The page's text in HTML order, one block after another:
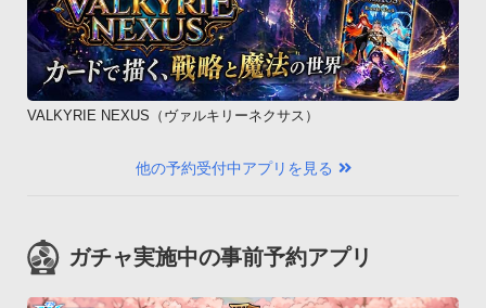
VALKYRIE NEXUS（ヴァルキリーネクサス）
他の予約受付中アプリを見る
ガチャ実施中の事前予約アプリ